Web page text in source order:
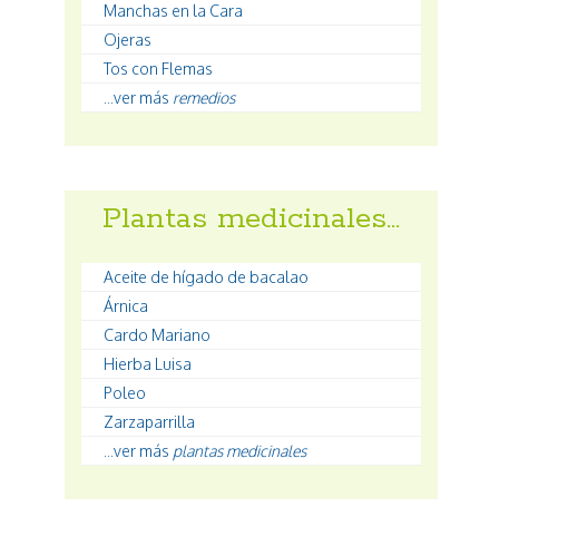
Manchas en la Cara
Ojeras
Tos con Flemas
...ver más remedios
Plantas medicinales…
Aceite de hígado de bacalao
Árnica
Cardo Mariano
Hierba Luisa
Poleo
Zarzaparrilla
...ver más plantas medicinales